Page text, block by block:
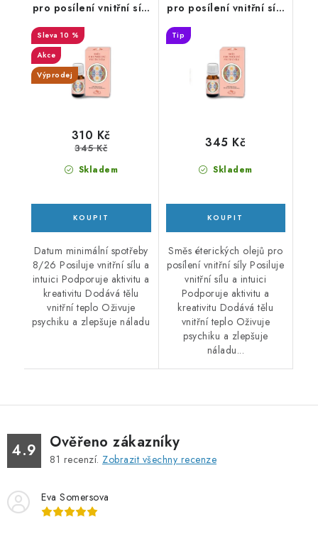
pro posílení vnitřní síly
OTEC - éterický olej,
10ml - DMS 8/26
10 %
Akce
Výprodej
Skladem
310 Kč
345 Kč
Datum minimální spotřeby
8/26 Posiluje vnitřní sílu a
intuici Podporuje aktivitu a
kreativitu Dodává tělu
vnitřní teplo Oživuje
psychiku a zlepšuje náladu
pro posílení vnitřní síly
OTEC - éterický olej,
Tip
Skladem
345 Kč
Směs éterických olejů pro
posílení vnitřní síly Posiluje
vnitřní sílu a intuici
Podporuje aktivitu a
kreativitu Dodává tělu
vnitřní teplo Oživuje
psychiku a zlepšuje
náladu...
4.9 Ověřeno zákazníky
81 recenzí. Zobrazit všechny recenze
Eva Somersova